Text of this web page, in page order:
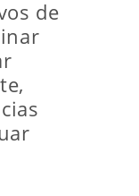
de